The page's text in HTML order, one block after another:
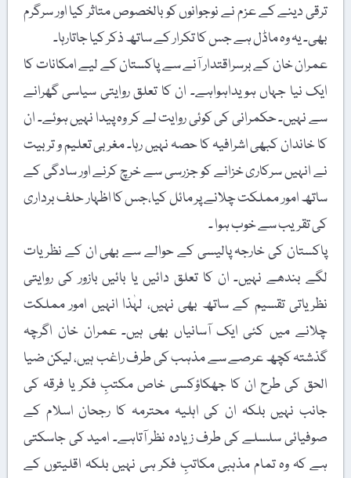
ترقی دینے کے عزم نے نوجوانوں کو بالخصوص متاثر کیا اور سرگرم
بھی۔ یہ وہ ماڈل ہے جس کا تکرار کے ساتھ ذکر کیا جاتارہا۔
عمران خان کے برسراقتدار آنے سے پاکستان کے لیے امکانات کا
ایک نیا جہاں ہویداہواہے۔ ان کا تعلق روایتی سیاسی گھرانے
سے نہیں۔ حکمرانی کی کوئی روایت لے کر وہ پیدا نہیں ہوئے۔ ان
کا خاندان کبھی اشرافیہ کا حصہ نہیں رہا۔ مغربی تعلیم و تربیت
نے انہیں سرکاری خزانے کو جزرسی سے خرچ کرنے اور سادگی کے
ساتھ امور مملکت چلانے پر مائل کیا،جس کا اظہار حلف برداری
کی تقریب سے خوب ہوا ۔
پاکستان کی خارجہ پالیسی کے حوالے سے بھی ان کے نظریات
لگے بندھے نہیں۔ ان کا تعلق دائیں یا بائیں بازور کی روایتی
نظریاتی تقسیم کے ساتھ بھی نہیں، لہٰذا انہیں امور مملکت
چلانے میں کئی ایک آسانیاں بھی ہیں۔ عمران خان اگرچہ
گذشتہ کچھ عرصے سے مذہب کی طرف راغب ہیں، لیکن ضیا
الحق کی طرح ان کا جھکاؤکسی خاص مکتبِ فکر یا فرقہ کی
جانب نہیں بلکہ ان کی اہلیہ محترمہ کا رجحان اسلام کے
صوفیائی سلسلے کی طرف زیادہ نظر آتاہے۔ امید کی جاسکتی
ہے کہ وہ تمام مذہبی مکاتبِ فکر ہی نہیں بلکہ اقلیتوں کے